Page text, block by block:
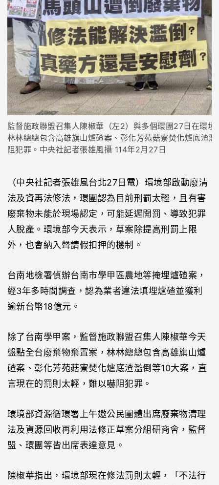
監督施政聯盟召集人陳椒華（左2）與多個環團27日在環
林林總總包含高雄旗山爐碴案、彰化芳苑菇寮焚化爐底渣
阻犯罪。中央社記者張雄風攝 114年2月27日
（中央社記者張雄風台北27日電）環境部啟動廢清
法及資再法修法，環團認為目前刑罰太輕，且有害
廢棄物未能於現場認定，可能延遲開罰、導致犯罪
人脫產。環境部今天表示，草案除提高刑罰上限
外，也會納入聲請假扣押的機制。
台南地檢署偵辦台南市學甲區農地等掩埋爐碴案，
經3年多時間調查，認為業者違法填埋爐碴並獲利
逾新台幣18億元。
除了台南學甲案，監督施政聯盟召集人陳椒華今天
盤點全台廢棄物棄置案，林林總總包含高雄旗山爐
碴案、彰化芳苑菇寮焚化爐底渣濫倒等10大案，直
言現在的罰則太輕，難以嚇阻犯罪。
環境部資源循環署上午邀公民團體出席廢棄物清理
法及資源回收再利用法修正草案分組研商會，監督
盟、環團等皆出席表達意見。
陳椒華指出，環境部現在修法罰則太輕，「不法行